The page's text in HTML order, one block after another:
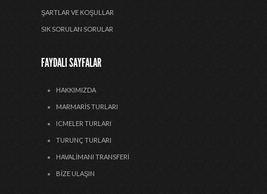
ŞARTLAR VE KOŞULLAR
SIK SORULAN SORULAR
FAYDALI SAYFALAR
HAKKIMIZDA
MARMARIS TURLARI
ICMELER TURLARI
TURUNÇ TURLARI
HAVALIMANI TRANSFERI
BIZE ULAŞIN